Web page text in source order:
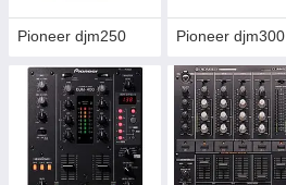
Pioneer djm250 Pioneer djm300